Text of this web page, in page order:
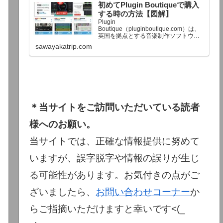
終了予定日：日本時間：6/1（月…
初めてPlugin Boutiqueで購入
する時の方法【図解】
Plugin
Boutique（pluginboutique.com）は、
英国を拠点とする音楽制作ソフトウェ
で、世界中のミュージシャンに利用さ
sawayakatrip.com
＊当サイトをご訪問いただいている読者
様へのお願い。
当サイトでは、正確な情報提供に努めて
いますが、誤字脱字や情報の誤りが生じ
る可能性があります。お気付きの点がご
ざいましたら、 お問い合わせコーナーか
らご指摘いただけますと幸いです<(_